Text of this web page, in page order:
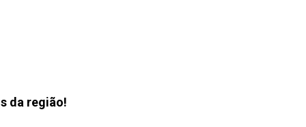
da região!